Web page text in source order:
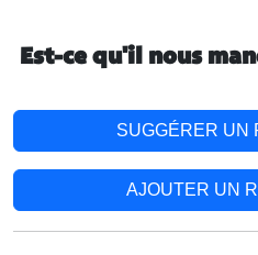
Est-ce qu'il nous
SUGGÉRER UN
AJOUTER UN